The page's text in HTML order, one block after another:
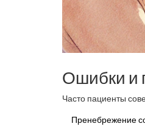
Ошибки и
Часто пациенты
Пренебрежение